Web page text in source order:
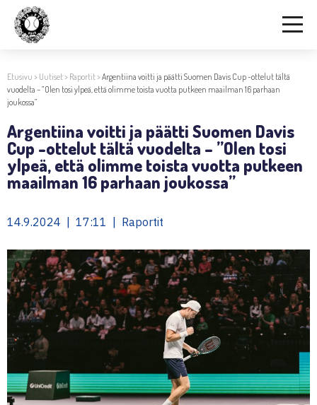
Etusivu > Uutiset> Raportit>Argentiina voitti ja päätti Suomen Davis Cup -ottelut tältä
vuodelta – ”Olen tosi ylpeä, että olimme toista vuotta putkeen maailman 16 parhaan
joukossa”
Argentiina voitti ja päätti Suomen Davis
Cup -ottelut tältä vuodelta – ”Olen tosi
ylpeä, että olimme toista vuotta putkeen
maailman 16 parhaan joukossa”
14.9.2024 | 17:11 | Raportit